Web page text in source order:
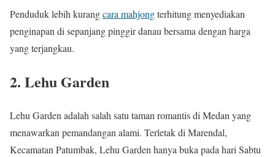
Penduduk lebih kurangcara mahjongterhitung menyediakan
penginapan di sepanjang pinggir danau bersama dengan harga
yang terjangkau.
2. Lehu Garden
Lehu Garden adalah salah satu taman romantis di Medan yang
menawarkan pemandangan alami. Terletak di Marendal,
Kecamatan Patumbak, Lehu Garden hanya buka pada hari Sabtu